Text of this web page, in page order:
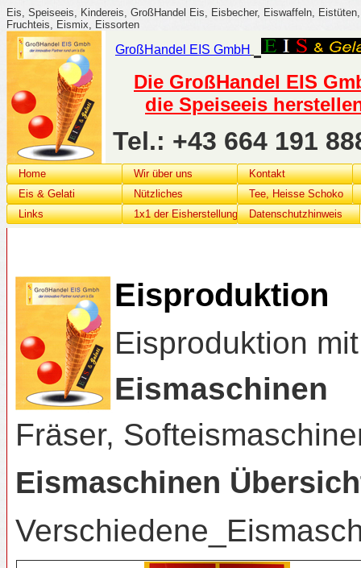
Eis, Speiseeis, Kindereis, GroßHandel Eis, Eisbecher, Eiswaffeln,
Fruchteis, Eismix, Eissorten
GroßHandel EIS GmbH
Die GroßHandel EIS
die Speiseeis
Tel.: +43 664 191
Home Wir über uns
Kontakt
Eis & Gelati
Nützliches
Tee, Heisse Schoko
Links
1x1 der Eisherstellung Datenschutzhinweis
Eisproduktion
Eisproduktion
Eismaschinen
Fräser,
Eismaschinen